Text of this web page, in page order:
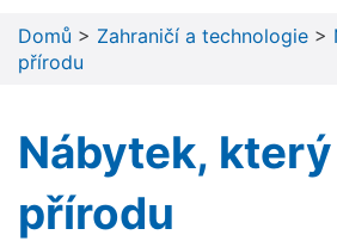
Domů > Zahraničí a technologie >
přírodu
Nábytek,
přírodu